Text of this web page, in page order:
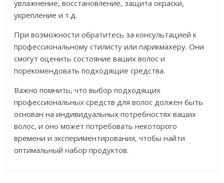
увлажнение, восстановление, защита окраски,
укрепление и т.д.
При возможности обратитесь за консультацией к
профессиональному стилисту или парикмахеру. Они
смогут оценить состояние ваших волос и
порекомендовать подходящие средства.
Важно помнить, что выбор подходящих
профессиональных средств для волос должен быть
основан на индивидуальных потребностях ваших
волос, и оно может потребовать некоторого
времени и экспериментирования, чтобы найти
оптимальный набор продуктов.